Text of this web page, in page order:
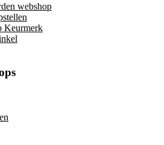
webshop
Keurmerk